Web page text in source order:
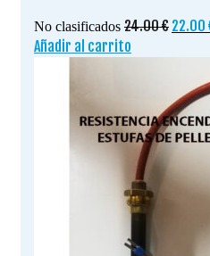
No clasificados 24.00€ El
24.00 €.
22.00
Añadir al carrito